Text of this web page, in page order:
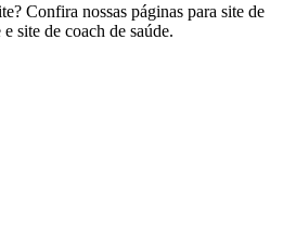
Confira nossas páginas para site de
e site de coach de saúde.